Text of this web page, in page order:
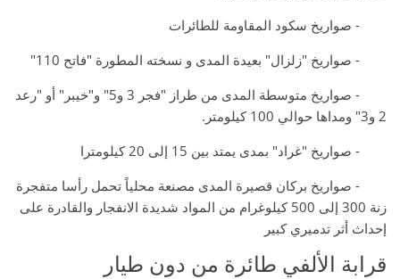
- صواريخ سكود المقاومة للطائرات
- صواريخ "زلزال" بعيدة المدى و نسخته المطورة "فاتح 110"
- صواريخ متوسطة المدى من طراز "فجر 3 و5" و"خيبر" أو "رعد
2 و3" ومداها حوالي 100 كيلومتر.
- صواريخ "غراد" بمدى يمتد بين 15 إلى 20 كيلومترا
- صواريخ بركان قصيرة المدى مصنعة محلياً تحمل رأسا متفجرة
زنة 300 إلى 500 كيلوغرام من المواد شديدة الانفجار والقادرة على
إحداث أثر تدميري كبير
قرابة الألفي طائرة من دون طيار